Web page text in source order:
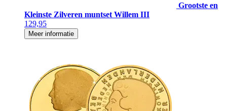
Grootste en
Kleinste Zilveren muntset Willem III
129,95
Meer informatie